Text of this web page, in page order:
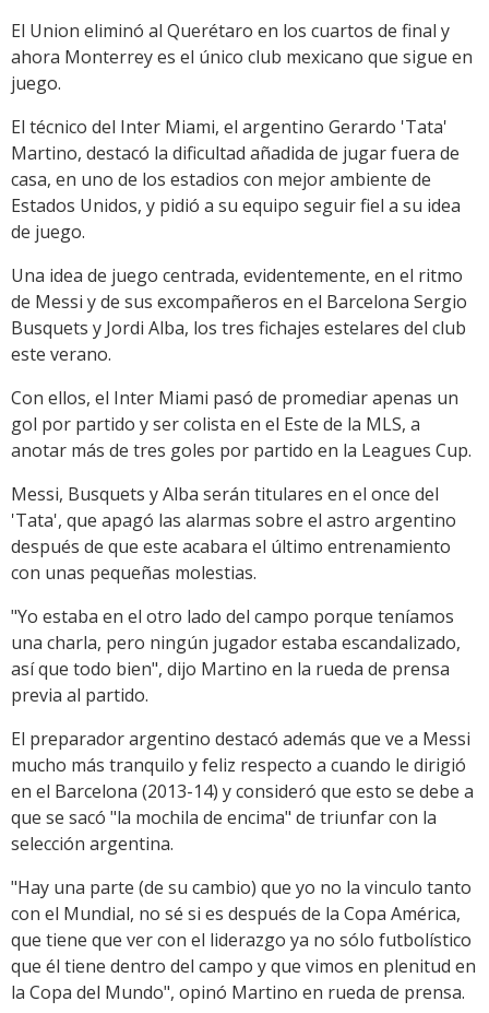
El Union eliminó al Querétaro en los cuartos de final y
ahora Monterrey es el único club mexicano que sigue en
juego.
El técnico del Inter Miami, el argentino Gerardo 'Tata'
Martino, destacó la dificultad añadida de jugar fuera de
casa, en uno de los estadios con mejor ambiente de
Estados Unidos, y pidió a su equipo seguir fiel a su idea
de juego.
Una idea de juego centrada, evidentemente, en el ritmo
de Messi y de sus excompañeros en el Barcelona Sergio
Busquets y Jordi Alba, los tres fichajes estelares del club
este verano.
Con ellos, el Inter Miami pasó de promediar apenas un
gol por partido y ser colista en el Este de la MLS, a
anotar más de tres goles por partido en la Leagues Cup.
Messi, Busquets y Alba serán titulares en el once del
'Tata', que apagó las alarmas sobre el astro argentino
después de que este acabara el último entrenamiento
con unas pequeñas molestias.
"Yo estaba en el otro lado del campo porque teníamos
una charla, pero ningún jugador estaba escandalizado,
así que todo bien", dijo Martino en la rueda de prensa
previa al partido.
El preparador argentino destacó además que ve a Messi
mucho más tranquilo y feliz respecto a cuando le dirigió
en el Barcelona (2013-14) y consideró que esto se debe a
que se sacó "la mochila de encima" de triunfar con la
selección argentina.
"Hay una parte (de su cambio) que yo no la vinculo tanto
con el Mundial, no sé si es después de la Copa América,
que tiene que ver con el liderazgo ya no sólo futbolístico
que él tiene dentro del campo y que vimos en plenitud en
la Copa del Mundo", opinó Martino en rueda de prensa.